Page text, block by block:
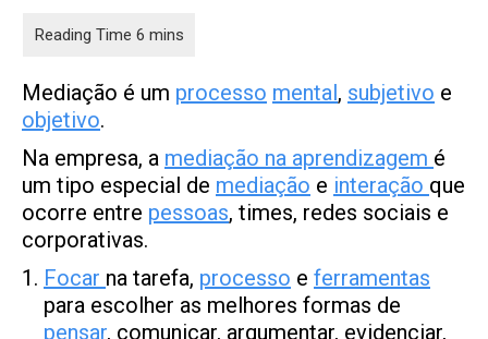
Mediação é um processo mental, subjetivo e
objetivo.
Na empresa, a mediação na aprendizagem é
um tipo especial de mediação e interação que
ocorre entre pessoas, times, redes sociais e
corporativas.
Focar na tarefa, processo e ferramentas
para escolher as melhores formas de
pensar, comunicar, argumentar, evidenciar,